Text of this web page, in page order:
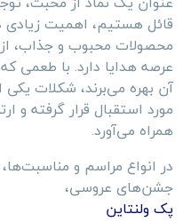
قائل هستیم، اهمیت زیادی
محصولات محبوب و جذاب، از
عرصه هدایا دارد. با طعمی
آن بهره می‌برند، شکلات
مورد استقبال قرار گرفته و
همراه می‌آورد.
در انواع مراسم و
جشن‌های عروسی،
پک ولنتاین